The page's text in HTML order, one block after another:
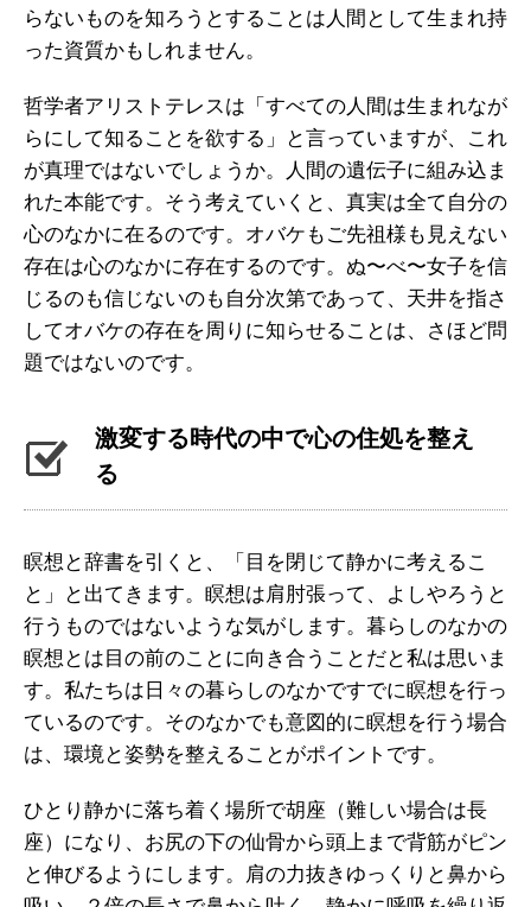
らないものを知ろうとすることは人間として生まれ持
った資質かもしれません。
哲学者アリストテレスは「すべての人間は生まれなが
らにして知ることを欲する」と言っていますが、これ
が真理ではないでしょうか。人間の遺伝子に組み込ま
れた本能です。そう考えていくと、真実は全て自分の
心のなかに在るのです。オバケもご先祖様も見えない
存在は心のなかに存在するのです。ぬ〜べ〜女子を信
じるのも信じないのも自分次第であって、天井を指さ
してオバケの存在を周りに知らせることは、さほど問
題ではないのです。
激変する時代の中で心の住処を整え
る
瞑想と辞書を引くと、「目を閉じて静かに考えるこ
と」と出てきます。瞑想は肩肘張って、よしやろうと
行うものではないような気がします。暮らしのなかの
瞑想とは目の前のことに向き合うことだと私は思いま
す。私たちは日々の暮らしのなかですでに瞑想を行っ
ているのです。そのなかでも意図的に瞑想を行う場合
は、環境と姿勢を整えることがポイントです。
ひとり静かに落ち着く場所で胡座（難しい場合は長
座）になり、お尻の下の仙骨から頭上まで背筋がピン
と伸びるようにします。肩の力抜きゆっくりと鼻から